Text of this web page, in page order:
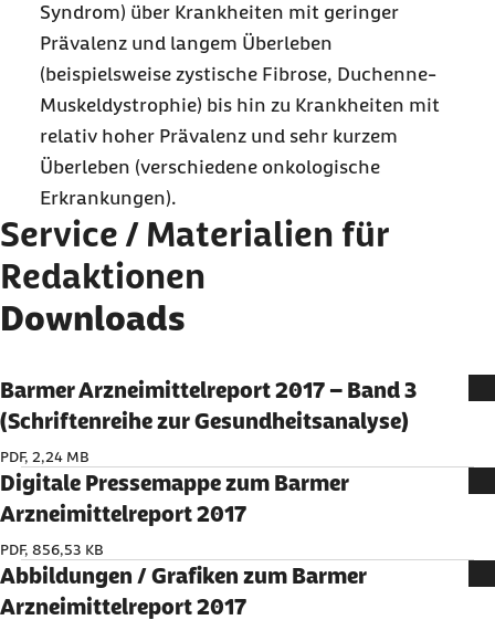
Syndrom) über Krankheiten mit geringer
Prävalenz und langem Überleben
(beispielsweise zystische Fibrose, Duchenne-
Muskeldystrophie) bis hin zu Krankheiten mit
relativ hoher Prävalenz und sehr kurzem
Überleben (verschiedene onkologische
Erkrankungen).
Service / Materialien für
Redaktionen
Downloads
Barmer Arzneimittelreport 2017 – Band 3
(Schriftenreihe zur Gesundheitsanalyse)
PDF, 2,24 MB
Digitale Pressemappe zum Barmer
Arzneimittelreport 2017
PDF, 856,53 KB
Abbildungen / Grafiken zum Barmer
Arzneimittelreport 2017